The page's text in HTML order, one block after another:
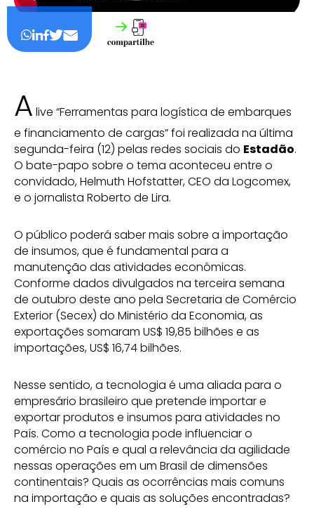
A live “Ferramentas para logística de embarques
e financiamento de cargas” foi realizada na última
segunda-feira (12) pelas redes sociais do Estadão.
O bate-papo sobre o tema aconteceu entre o
convidado, Helmuth Hofstatter, CEO da Logcomex,
e o jornalista Roberto de Lira.
O público poderá saber mais sobre a importação
de insumos, que é fundamental para a
manutenção das atividades econômicas.
Conforme dados divulgados na terceira semana
de outubro deste ano pela Secretaria de Comércio
Exterior (Secex) do Ministério da Economia, as
exportações somaram US$ 19,85 bilhões e as
importações, US$ 16,74 bilhões.
Nesse sentido, a tecnologia é uma aliada para o
empresário brasileiro que pretende importar e
exportar produtos e insumos para atividades no
País. Como a tecnologia pode influenciar o
comércio no País e qual a relevância da agilidade
nessas operações em um Brasil de dimensões
continentais? Quais as ocorrências mais comuns
na importação e quais as soluções encontradas?